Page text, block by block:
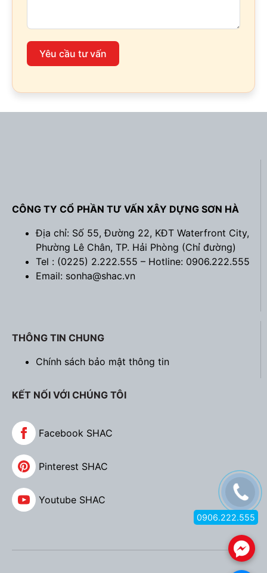
Yêu cầu tư vấn
CÔNG TY CỔ PHẦN TƯ VẤN XÂY DỰNG SƠN HÀ
Địa chỉ: Số 55, Đường 22, KĐT Waterfront City,
Phường Lê Chân, TP. Hải Phòng (Chỉ đường)
Tel : (0225) 2.222.555 – Hotline: 0906.222.555
Email: sonha@shac.vn
THÔNG TIN CHUNG
Chính sách bảo mật thông tin
KẾT NỐI VỚI CHÚNG TÔI
Facebook SHAC
Pinterest SHAC
Youtube SHAC
.
0906.222.555